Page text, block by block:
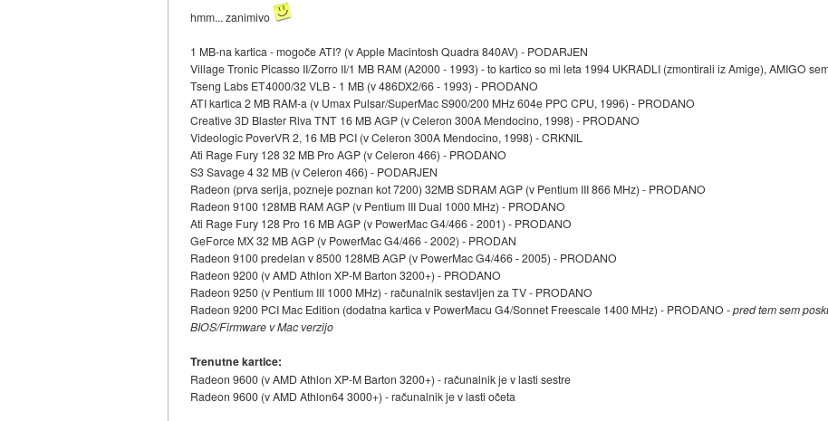
hmm... zanimivo
1 MB-na kartica - mogoče ATI? (v Apple Macintosh Quadra 840AV) - PODARJEN
Village Tronic Picasso II/Zorro II/1 MB RAM (A2000 - 1993) - to kartico so mi leta 1994 UKRADLI (zmontirali iz Amige), AMIGO
Tseng Labs ET4000/32 VLB - 1 MB (v 486DX2/66 - 1993) - PRODANO
ATI kartica 2 MB RAM-a (v Umax Pulsar/SuperMac S900/200 MHz 604e PPC CPU, 1996) - PRODANO
Creative 3D Blaster Riva TNT 16 MB AGP (v Celeron 300A Mendocino, 1998) - PRODANO
Videologic PoverVR 2, 16 MB PCI (v Celeron 300A Mendocino, 1998) - CRKNIL
Ati Rage Fury 128 32 MB Pro AGP (v Celeron 466) - PRODANO
S3 Savage 4 32 MB (v Celeron 466) - PODARJEN
Radeon (prva serija, pozneje poznan kot 7200) 32MB SDRAM AGP (v Pentium III 866 MHz) - PRODANO
Radeon 9100 128MB RAM AGP (v Pentium III Dual 1000 MHz) - PRODANO
Ati Rage Fury 128 Pro 16 MB AGP (v PowerMac G4/466 - 2001) - PRODANO
GeForce MX 32 MB AGP (v PowerMac G4/466 - 2002) - PRODAN
Radeon 9100 predelan v 8500 128MB AGP (v PowerMac G4/466 - 2005) - PRODANO
Radeon 9200 (v AMD Athlon XP-M Barton 3200+) - PRODANO
Radeon 9250 (v Pentium III 1000 MHz) - računalnik sestavljen za TV - PRODANO
Radeon 9200 PCI Mac Edition (dodatna kartica v PowerMacu G4/Sonnet Freescale 1400 MHz) - PRODANO - pred tem sem
BIOS/Firmware v Mac verzijo
Trenutne kartice:
Radeon 9600 (v AMD Athlon XP-M Barton 3200+) - računalnik je v lasti sestre
Radeon 9600 (v AMD Athlon64 3000+) - računalnik je v lasti očeta